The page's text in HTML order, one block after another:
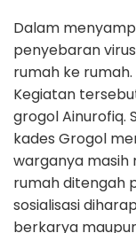
Dalam
penyebaran
rumah ke rumah.
Kegiatan
grogol Ainurofiq.
kades Grogol
warganya masih
rumah ditengah
sosialisasi
berkarya